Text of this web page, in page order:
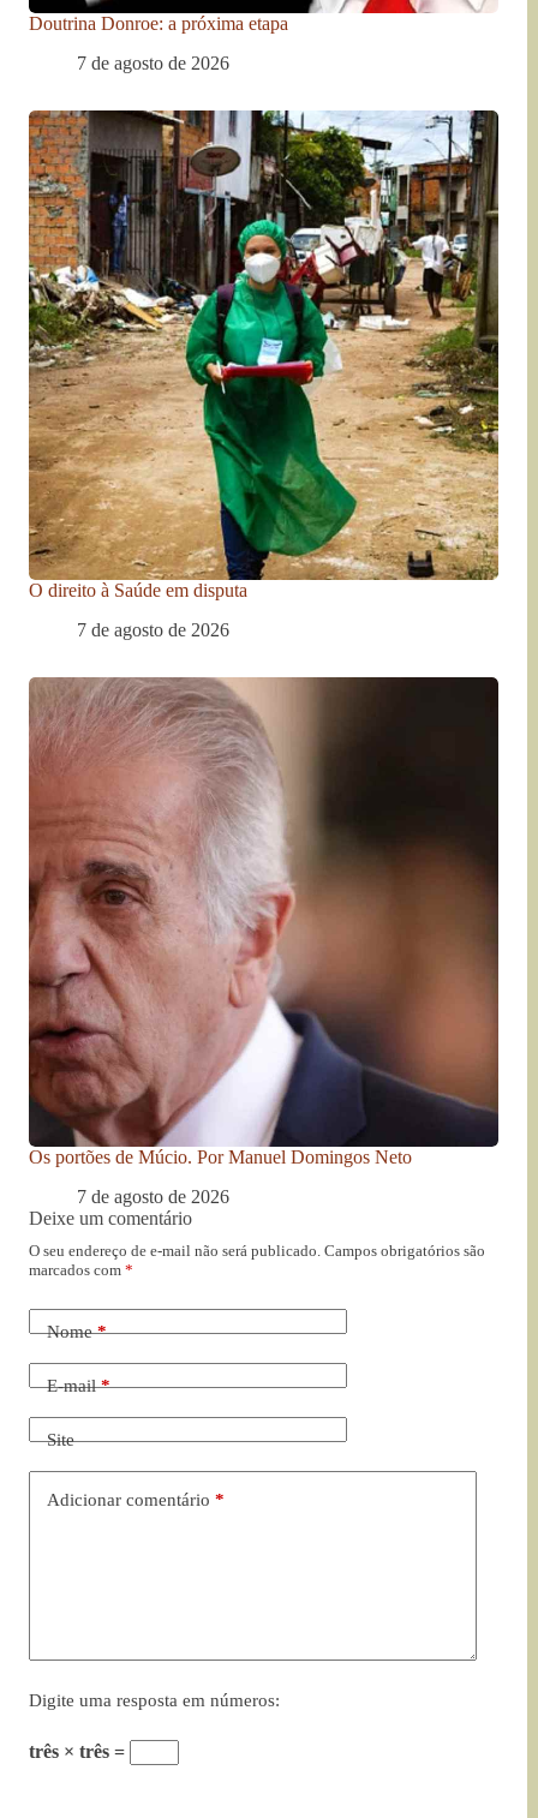
Doutrina Donroe: a próxima etapa
7 de agosto de 2026
O direito à Saúde em disputa
7 de agosto de 2026
Os portões de Múcio. Por Manuel Domingos Neto
7 de agosto de 2026
Deixe um comentário
O seu endereço de e-mail não será publicado. Campos obrigatórios são
marcados com *
Nome*
E-mail*
Site
Adicionar comentário *
Digite uma resposta em números:
três × três =